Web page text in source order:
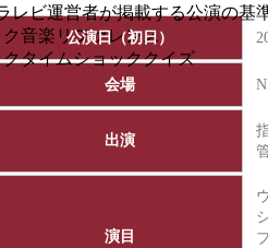
レビ運営者が掲載する公演の基
音楽リファレンス
クタイムショッククイズ
公演日（初日）
会場
出演
演目